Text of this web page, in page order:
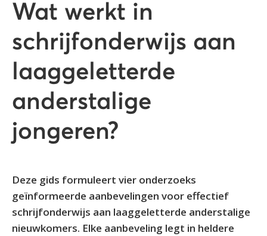
Wat werkt in
schrijfonderwijs aan
laaggeletterde
anderstalige
jongeren?
Deze gids formuleert vier onderzoeks
geïnformeerde aanbevelingen voor effectief
schrijfonderwijs aan laaggeletterde anderstalige
nieuwkomers. Elke aanbeveling legt in heldere